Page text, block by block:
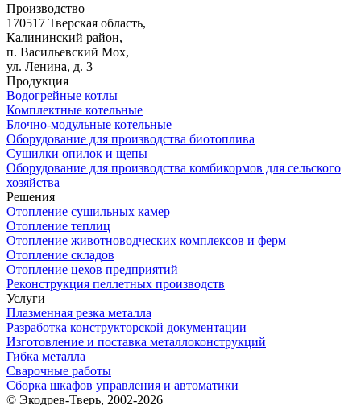
Производство
170517 Тверская область,
Калининский район,
п. Васильевский Мох,
ул. Ленина, д. 3
Продукция
Водогрейные котлы
Комплектные котельные
Блочно-модульные котельные
Оборудование для производства биотоплива
Сушилки опилок и щепы
Оборудование для производства комбикормов для сельского
хозяйства
Решения
Отопление сушильных камер
Отопление теплиц
Отопление животноводческих комплексов и ферм
Отопление складов
Отопление цехов предприятий
Реконструкция пеллетных производств
Услуги
Плазменная резка металла
Разработка конструкторской документации
Изготовление и поставка металлоконструкций
Гибка металла
Сварочные работы
Сборка шкафов управления и автоматики
© Экодрев-Тверь, 2002-2026